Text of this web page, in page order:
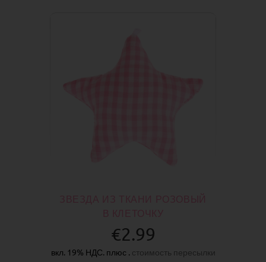
€2.99
вкл. 19% НДС. плюс . стоимость пересылки